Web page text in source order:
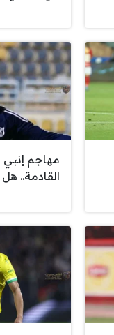
مهاجم
القادمة..